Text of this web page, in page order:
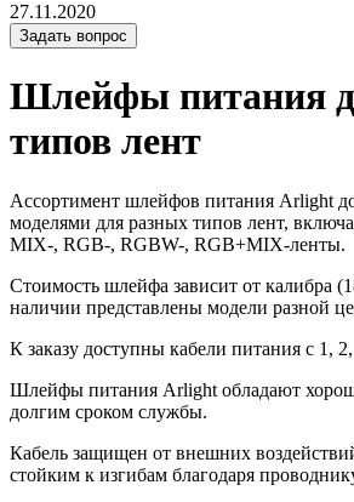
27.11.2020
Задать вопрос
Шлейфы питания
типов лент
Ассортимент шлейфов питания Arlight
моделями для разных типов лент,
MIX-, RGB-, RGBW-, RGB+MIX-ленты.
Стоимость шлейфа зависит от калибра
наличии представлены модели разной
К заказу доступны кабели питания с 1,
Шлейфы питания Arlight обладают
долгим сроком службы.
Кабель защищен от внешних
стойким к изгибам благодаря